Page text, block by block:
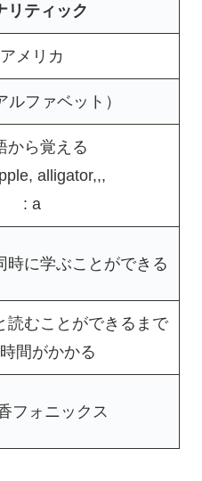
リティック
アメリカ
ルファベット）
から覚える
alligator,,,
: a
時に学ぶことができる
読むことができるまで
間がかかる
フォニックス